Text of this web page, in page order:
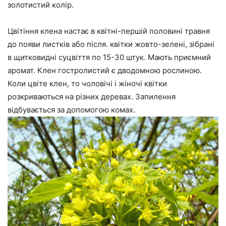
золотистий колір.
Цвітіння клена настає в квітні-першій половині травня
до появи листків або після. квітки жовто-зелені, зібрані
в щитковидні суцвіття по 15-30 штук. Мають приємний
аромат. Клен гостролистий є дводомною рослиною.
Коли цвіте клен, то чоловічі і жіночі квітки
розкриваються на різних деревах. Запилення
відбувається за допомогою комах.